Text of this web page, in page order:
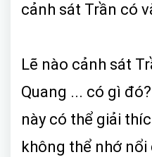
cảnh sát Trần có
Lẽ nào cảnh sát
Quang ... có gì
này có thể giải
không thể nhớ nổi